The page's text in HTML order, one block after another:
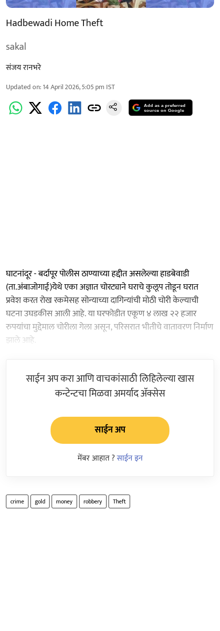
Hadbewadi Home Theft
sakal
संजय रानभरे
Updated on:14 April 2026, 5:05 pm IST
Add as a preferred
source on Google
घाटनांदूर - बर्दापूर पोलीस ठाण्याच्या हद्दीत असलेल्या हाडबेवाडी
(ता.अंबाजोगाई)येथे एका अज्ञात चोरट्याने घराचे कुलूप तोडून घरात
प्रवेश करत रोख रकमेसह सोन्याच्या दागिन्यांची मोठी चोरी केल्याची
घटना उघडकीस आली आहे. या घरफोडीत एकूण ४ लाख २२ हजार
रुपयांचा मुद्देमाल चोरीला गेला असून, परिसरात भीतीचे वातावरण निर्माण
झाले आहे.
साईन अप करा आणि वाचकांसाठी लिहिलेल्या खास
कन्टेन्टचा मिळवा अमर्याद ॲक्सेस
साईन अप
मेंबर आहात ?साईन इन
crime gold money robbery Theft